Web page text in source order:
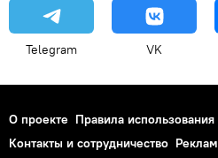
Telegram VK
О проекте Правила использования
Контакты и сотрудничество